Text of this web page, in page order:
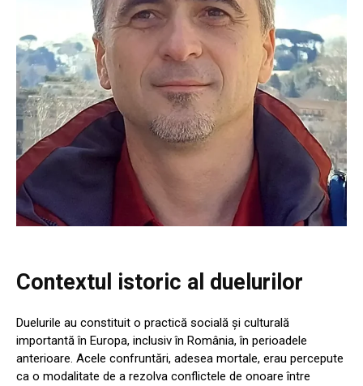
Contextul istoric al duelurilor
Duelurile au constituit o practică socială și culturală
importantă în Europa, inclusiv în România, în perioadele
anterioare. Acele confruntări, adesea mortale, erau percepute
ca o modalitate de a rezolva conflictele de onoare între